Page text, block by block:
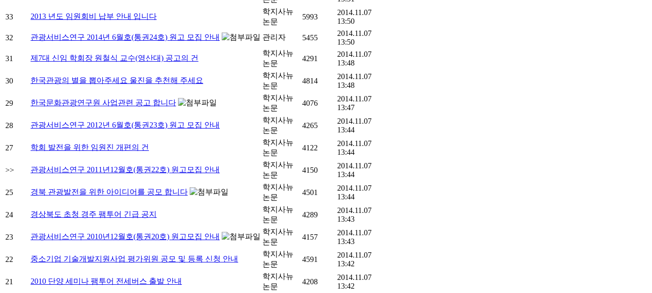
33 2013 년도 임원회비 납부 안내 입니다
학지사뉴
논문
5993
2014.11.07
13:50
32
관광서비스연구 2014년 6월호(통권24호) 원고 모집 안내 관리자 5455
2014.11.07
13:50
31
제7대 신임 학회장 원철식 교수(영산대) 공고의 건
학지사뉴
논문
4291
2014.11.07
13:48
30 한국관광의 별을 뽑아주세요 울진을 추천해 주세요
학지사뉴
논문
4814
2014.11.07
13:48
29 한국문화관광연구원 사업관련 공고 합니다
학지사뉴
논문
4076
2014.11.07
13:47
28 관광서비스연구 2012년 6월호(통권23호) 원고 모집 안내
학지사뉴
논문
4265
2014.11.07
13:44
27 학회 발전을 위한 임원진 개편의 건
학지사뉴
논문
4122
2014.11.07
13:44
>> 관광서비스연구 2011년12월호(통권22호) 원고모집 안내
학지사뉴
논문
4150
2014.11.07
13:44
25 경북 관광발전을 위한 아이디어를 공모 합니다
학지사뉴
논문
4501
2014.11.07
13:44
24 경상북도 초청 경주 팸투어 긴급 공지
학지사뉴
논문
4289
2014.11.07
13:43
23 관광서비스연구 2010년12월호(통권20호) 원고모집 안내
학지사뉴
논문
4157
2014.11.07
13:43
22 중소기업 기술개발지원사업 평가위원 공모 및 등록 신청 안내
학지사뉴
논문
4591
2014.11.07
13:42
21 2010 단양 세미나 팸투어 전세버스 출발 안내
학지사뉴
논문
4208
2014.11.07
13:42